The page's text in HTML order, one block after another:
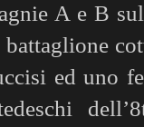
A e B
ed uno